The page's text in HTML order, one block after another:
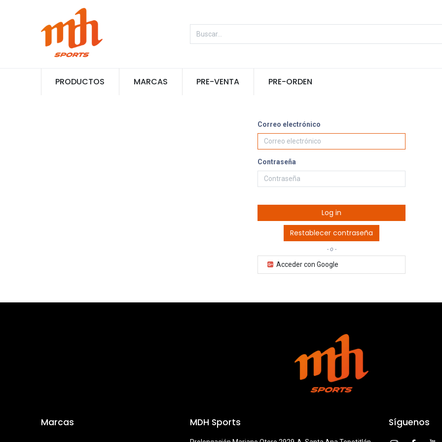
PRODUCTOS MARCAS PRE-VENTA PRE-ORDEN
Correo electrónico
Contraseña
Log in
Restablecer contraseña
- o -
Acceder con Google
Marcas MDH Sports Síguenos